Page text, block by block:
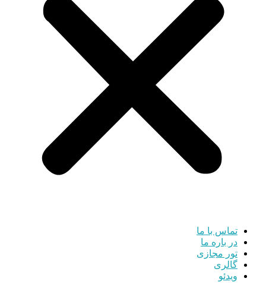
تماس با ما
در باره ما
تور مجازی
گالری
ویدئو